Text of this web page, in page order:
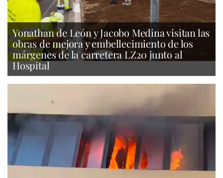
Yonathan de León y Jacobo Medina visitan las
obras de mejora y embellecimiento de los
márgenes de la carretera LZ20 junto al
Hospital